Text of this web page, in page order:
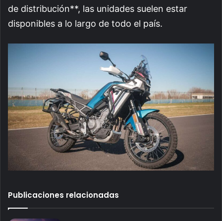
de distribución**, las unidades suelen estar
disponibles a lo largo de todo el país.
Publicaciones relacionadas